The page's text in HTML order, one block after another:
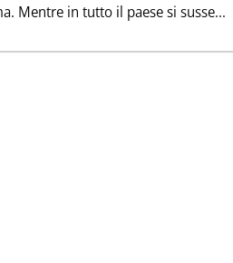
Mentre in tutto il paese si susse...